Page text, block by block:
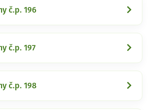
č.p. 196
č.p. 197
č.p. 198